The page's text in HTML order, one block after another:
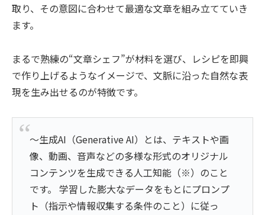
取り、その意図に合わせて最適な文章を組み立てていき
ます。
まるで熟練の“文章シェフ”が材料を選び、レシピを即興
で作り上げるようなイメージで、文脈に沿った自然な表
現を生み出せるのが特徴です。
～生成AI（Generative AI）とは、テキストや画
像、動画、音声などの多様な形式のオリジナル
コンテンツを生成できる人工知能（※）のこと
です。 学習した膨大なデータをもとにプロンプ
ト（指示や情報収集する条件のこと）に従っ